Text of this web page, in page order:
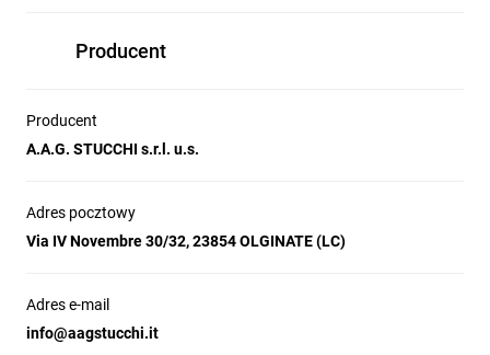
Producent
Producent
A.A.G. STUCCHI s.r.l. u.s.
Adres pocztowy
Via IV Novembre 30/32, 23854 OLGINATE (LC)
Adres e-mail
info@aagstucchi.it